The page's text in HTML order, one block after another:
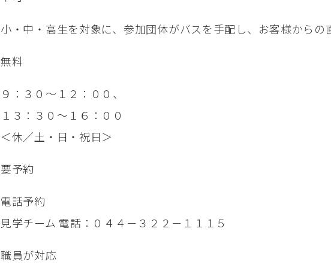
小・中・高生を対象に、参加団体がバスを手配し、お客様からの
無料
９：３０～１２：００、
１３：３０～１６：００
＜休／土・日・祝日＞
要予約
電話予約
見学チーム 電話：０４４－３２２－１１１５
職員が対応